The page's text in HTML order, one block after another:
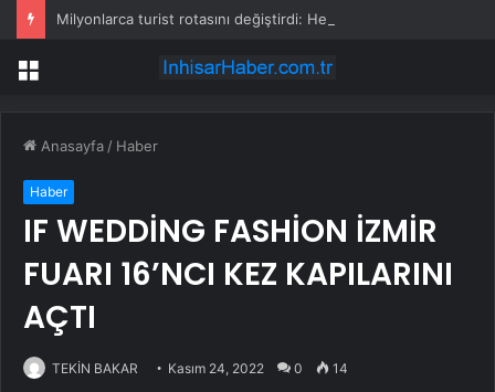
Menü
Anasayfa / Haber
Haber
IF WEDDİNG FASHİON İZMİR
FUARI 16’NCI KEZ KAPILARINI
AÇTI
TEKİN BAKAR Kasım 24, 2022 0 14